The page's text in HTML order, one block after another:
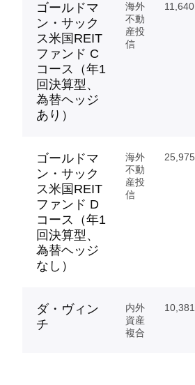
ゴールドマ
ン・サック
ス米国REIT
ファンド C
コース（年1
回決算型、
為替ヘッジ
あり）
海外
不動
産投
信
11,640
ゴールドマ
ン・サック
ス米国REIT
ファンド D
コース（年1
回決算型、
為替ヘッジ
なし）
海外
不動
産投
信
25,975
ダ・ヴィン
チ
内外
資産
複合
10,381